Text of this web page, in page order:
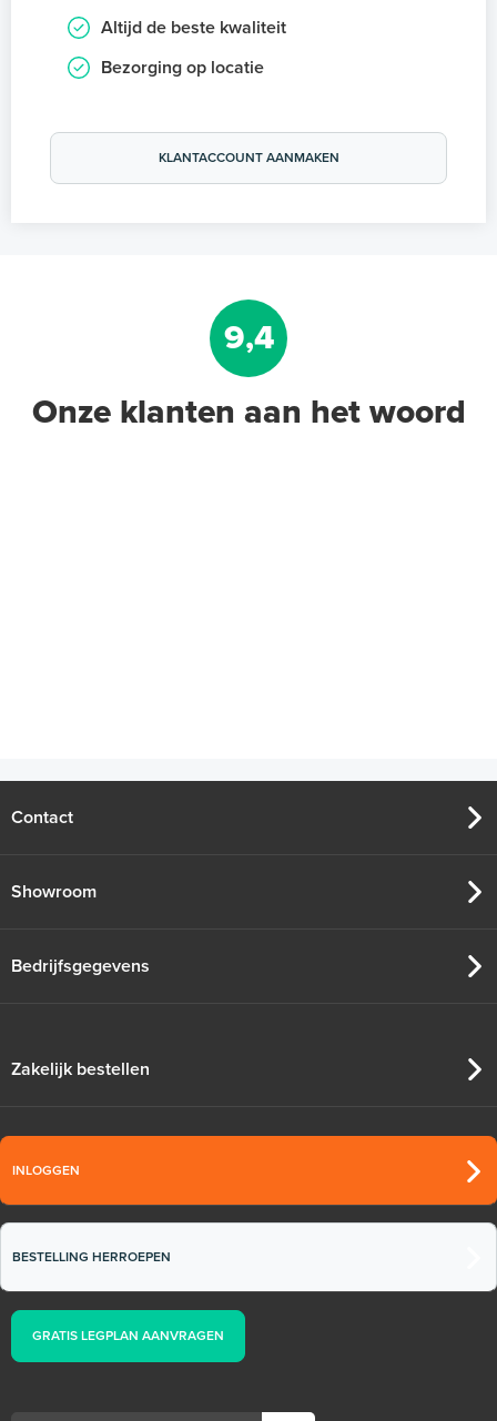
Altijd de beste kwaliteit
Bezorging op locatie
KLANTACCOUNT AANMAKEN
9,4
Onze klanten aan het woord
Contact
Showroom
Bedrijfsgegevens
Zakelijk bestellen
INLOGGEN
BESTELLING HERROEPEN
GRATIS LEGPLAN AANVRAGEN